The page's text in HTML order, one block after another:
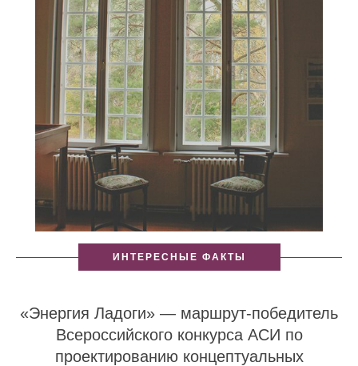
ИНТЕРЕСНЫЕ ФАКТЫ
«Энергия Ладоги» — маршрут-победитель
Всероссийского конкурса АСИ по
проектированию концептуальных